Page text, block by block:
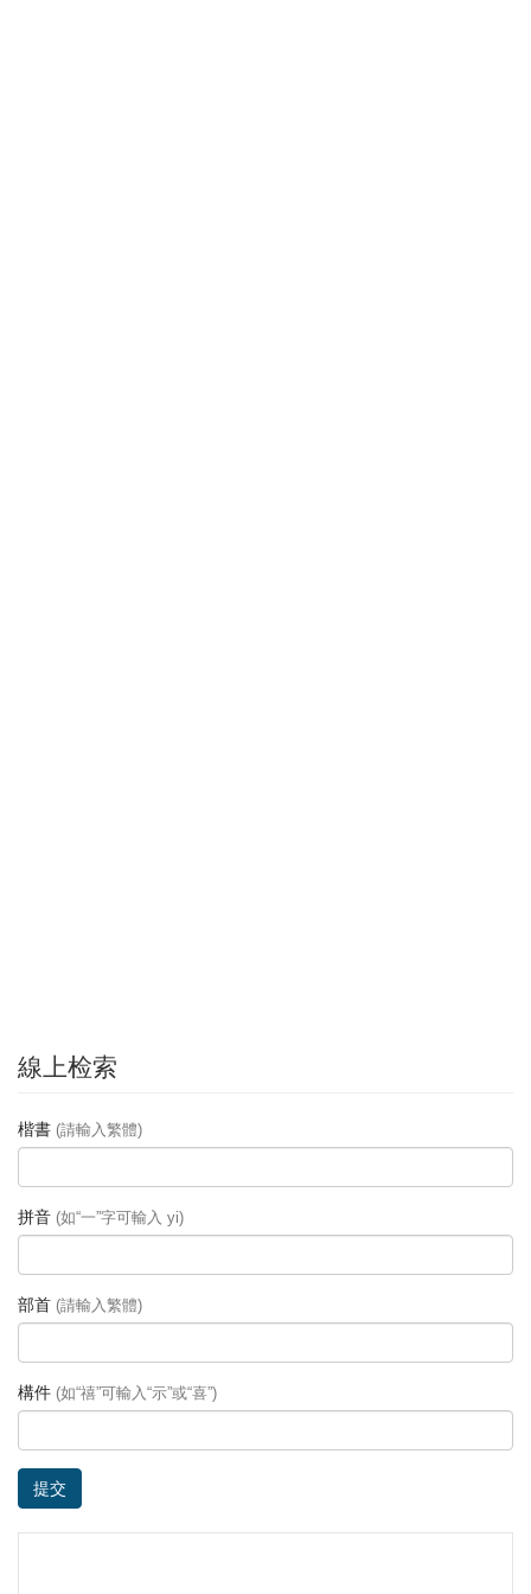
線上检索
楷書 (請輸入繁體)
拼音 (如“一”字可輸入 yi)
部首 (請輸入繁體)
構件 (如“禧”可輸入“示”或“喜”)
提交